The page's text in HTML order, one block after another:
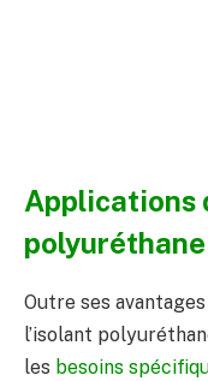
Applications
polyuréthane
Outre ses
l’isolant
les besoins